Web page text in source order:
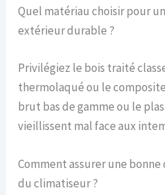
Quel matériau choisir pour
extérieur durable ?
Privilégiez le bois traité
thermolaqué ou le
brut bas de gamme ou le
vieillissent mal face aux
Comment assurer une
du climatiseur ?